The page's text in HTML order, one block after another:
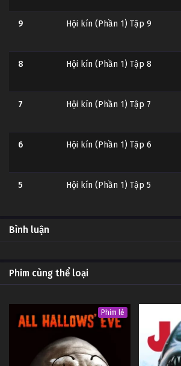
9 Hội kín (Phần 1) Tập 9
8 Hội kín (Phần 1) Tập 8
7 Hội kín (Phần 1) Tập 7
6 Hội kín (Phần 1) Tập 6
5 Hội kín (Phần 1) Tập 5
4
Hội kín (Phần 1) Tập 3
2 Hội kín (Phần 1) Tập 2
Hội kín (Phần 1) Tập 1
Bình luận
Phim cùng thể loại
Phim lẻ